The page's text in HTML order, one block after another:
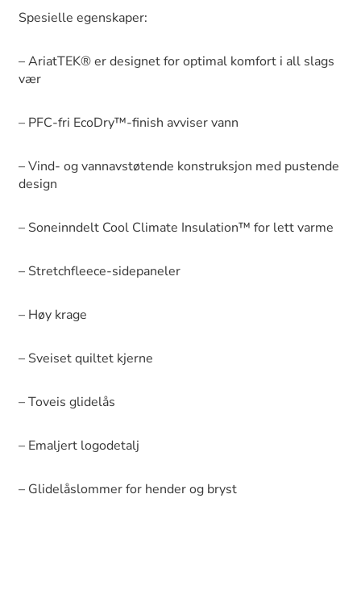
Spesielle egenskaper:
– AriatTEK® er designet for optimal komfort i all slags
vær
– PFC-fri EcoDry™-finish avviser vann
– Vind- og vannavstøtende konstruksjon med pustende
design
– Soneinndelt Cool Climate Insulation™ for lett varme
– Stretchfleece-sidepaneler
– Høy krage
– Sveiset quiltet kjerne
– Toveis glidelås
– Emaljert logodetalj
– Glidelåslommer for hender og bryst